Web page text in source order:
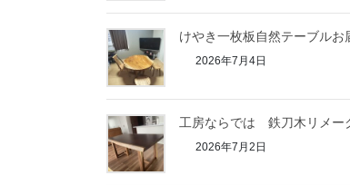
けやき一枚板自然テーブルお
2026年7月4日
工房ならでは 鉄刀木リメー
2026年7月2日